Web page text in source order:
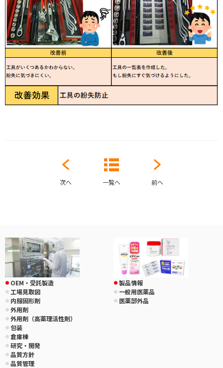
一覧へ
次へ 前へ
OEM・受託製造
工場見取図
内服固形剤
外用剤
外用剤（高薬理活性剤）
包装
倉庫棟
研究・開発
品質方針
品質管理
製品情報
一般用医薬品
医薬部外品